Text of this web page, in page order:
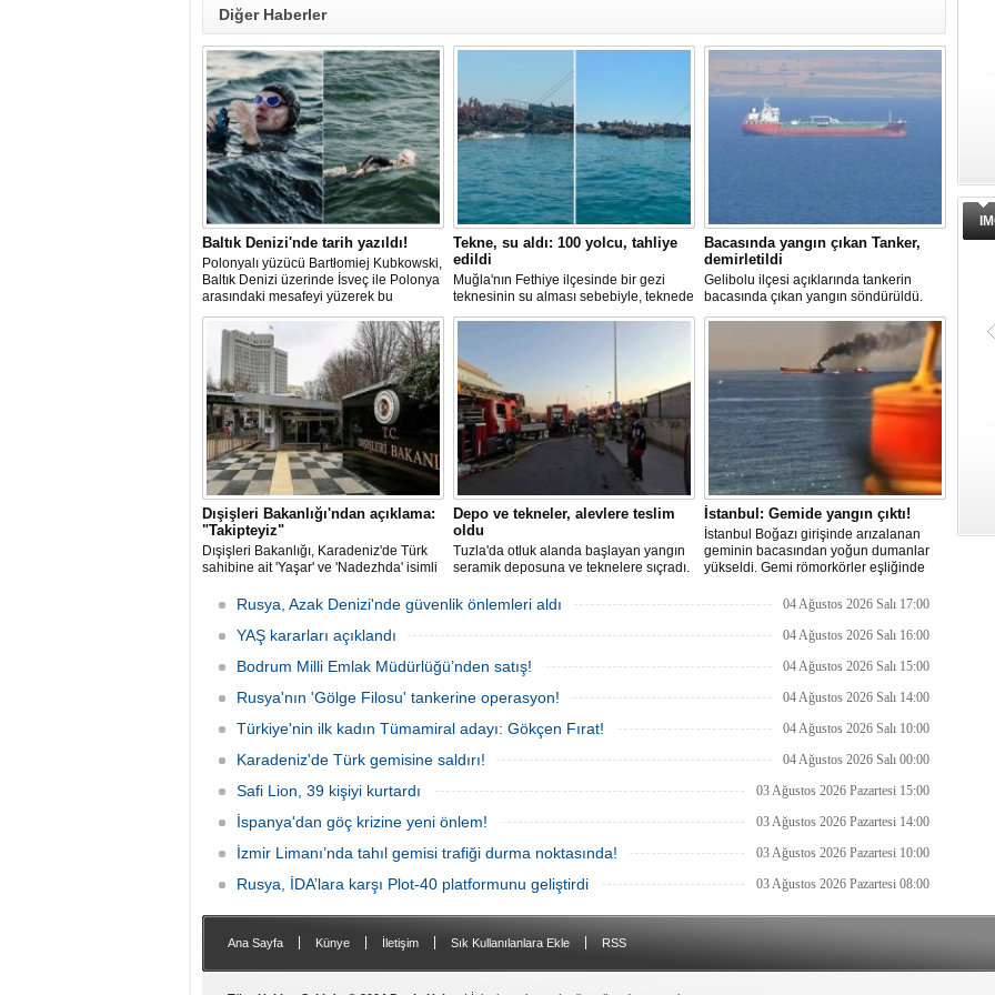
Diğer Haberler
Baltık Denizi'nde tarih yazıldı!
Polonyalı yüzücü Bartłomiej Kubkowski,
Baltık Denizi üzerinde İsveç ile Polonya
arasındaki mesafeyi yüzerek bu
başarının ilk örneği olarak tarihe geçti.
Tekne, su aldı: 100 yolcu, tahliye
edildi
Muğla'nın Fethiye ilçesinde bir gezi
teknesinin su alması sebebiyle, teknede
bulunan 100 yolcu tahliye edildi,
Bacasında yangın çıkan Tanker,
demirletildi
Gelibolu ilçesi açıklarında tankerin
bacasında çıkan yangın söndürüldü.
Tanker, ardından Şevketiye Demir
Dışişleri Bakanlığı'ndan açıklama:
"Takipteyiz"
Dışişleri Bakanlığı, Karadeniz'de Türk
sahibine ait 'Yaşar' ve 'Nadezhda' isimli
araçlarıyla gerçekleştirilen saldırıda
yaralanan personelin sağlık durumu ve
güvenliğinin yakından takip edildiğini
Depo ve tekneler, alevlere teslim
oldu
Tuzla'da otluk alanda başlayan yangın
seramik deposuna ve teknelere sıçradı.
alevleri kontrol altına aldı.
İstanbul: Gemide yangın çıktı!
İstanbul Boğazı girişinde arızalanan
geminin bacasından yoğun dumanlar
yükseldi. Gemi römorkörler eşliğinde
Rusya, Azak Denizi'nde güvenlik önlemleri aldı 04 Ağustos 2026 Salı 17:00
YAŞ kararları açıklandı 04 Ağustos 2026 Salı 16:00
Bodrum Milli Emlak Müdürlüğü’nden satış! 04 Ağustos 2026 Salı 15:00
Rusya'nın 'Gölge Filosu' tankerine operasyon! 04 Ağustos 2026 Salı 14:00
Türkiye'nin ilk kadın Tümamiral adayı: Gökçen Fırat! 04 Ağustos 2026 Salı 10:00
Karadeniz'de Türk gemisine saldırı! 04 Ağustos 2026 Salı 00:00
Safi Lion, 39 kişiyi kurtardı 03 Ağustos 2026 Pazartesi 15:00
İspanya'dan göç krizine yeni önlem! 03 Ağustos 2026 Pazartesi 14:00
İzmir Limanı’nda tahıl gemisi trafiği durma noktasında! 03 Ağustos 2026 Pazartesi 10:00
Rusya, İDA’lara karşı Plot-40 platformunu geliştirdi 03 Ağustos 2026 Pazartesi 08:00
Ana Sayfa Künye İletişim Sık Kullanılanlara Ekle RSS